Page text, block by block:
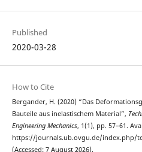
Published
2020-03-28
How to Cite
Bergander, H. (2020) “Das
Bauteile aus inelastischem Material”,
Engineering Mechanics, 1(1), pp. 57–61.
https://journals.ub.ovgu.de/index.php/
(Accessed: 7 August 2026).